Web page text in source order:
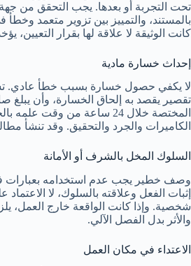
تحت التجربة أو بعدها. يجب التحقق من جهة
بالمستند، والتمييز بين تزوير متعمد وخطأ
كانت الوثيقة لا علاقة لها بقرار التعيين،
إحداث خسارة مادية
لا يكفي حصول خسارة بسبب خطأ عادي.
تقصير يقصد به إلحاق الخسارة، وأن يبلغ
المختصة خلال 24 ساعة من
الكاميرات والجرد والتحقيق. وقد تنشأ
السلوك المخل بالشرف أو الأمانة
وصف خطير يجب عدم استخدامه بعبارات
إثبات الفعل وعلاقته بالسلوك، لا
شخصية. وإذا كانت الواقعة خارج العمل،
والأثر بدل الفصل الآلي.
الاعتداء في مكان العمل